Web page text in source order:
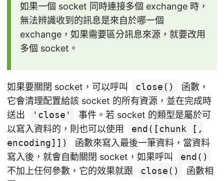
如果一個 socket 同時連接多個 exchange 時，
無法辨識收到的訊息是來自於哪一個
exchange，如果需要區分訊息來源，就要改用
多個 socket。
如果要關閉 socket，可以呼叫 close()
函數，
它會清理配置給該 socket 的所有資源，並在完成時
送出
'close'
事件。若 socket 的類型是屬於可
以寫入資料的，則也可以使用
end([chunk [,
encoding]])
函數來寫入最後一筆資料，當資料
寫入後，就會自動關閉 socket，如果呼叫
end()
不加上任何參數，它的效果就跟
close()
函數相